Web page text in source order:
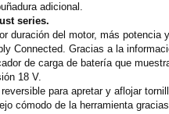
adicional.
series.
duración del motor, más
Connected. Gracias a la
de carga de batería que
18 V.
para apretar y aflojar
cómodo de la herramienta